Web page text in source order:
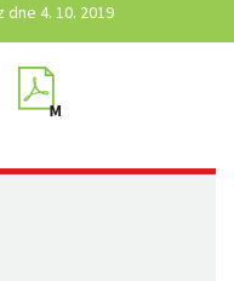
dne 4. 10. 2019